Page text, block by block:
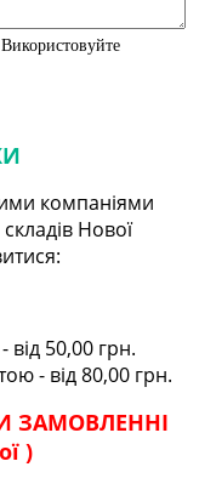
компаніями
Нової
від 50,00 грн.
- від 80,00 грн.
ЗАМОВЛЕННІ
)